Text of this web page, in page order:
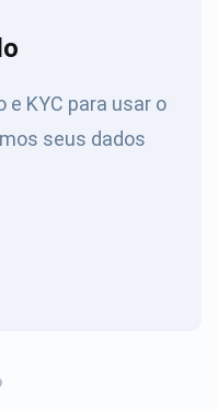
KYC para usar o
seus dados